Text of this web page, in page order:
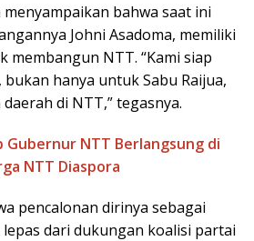
bahwa saat ini
Johni Asadoma, memiliki
membangun NTT. “Kami siap
hanya untuk Sabu Raijua,
di NTT,” tegasnya.
Gubernur NTT Berlangsung di
NTT Diaspora
pencalonan dirinya sebagai
dari dukungan koalisi partai